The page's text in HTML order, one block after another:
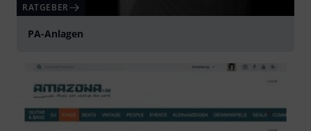
RATGEBER
PA-Anlagen